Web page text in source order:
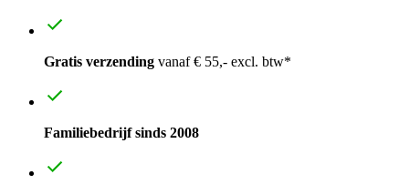
Gratis verzending vanaf € 55,- excl. btw*
Familiebedrijf sinds 2008